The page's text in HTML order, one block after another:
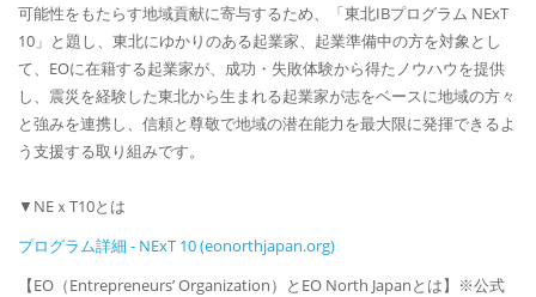
可能性をもたらす地域貢献に寄与するため、「東北IBプログラム NExT
10」と題し、東北にゆかりのある起業家、起業準備中の方を対象とし
て、EOに在籍する起業家が、成功・失敗体験から得たノウハウを提供
し、震災を経験した東北から生まれる起業家が志をベースに地域の方々
と強みを連携し、信頼と尊敬で地域の潜在能力を最大限に発揮できるよ
う支援する取り組みです。
▼NEｘT10とは
プログラム詳細 - NExT 10 (eonorthjapan.org)
【EO（Entrepreneurs’ Organization）とEO North Japanとは】※公式